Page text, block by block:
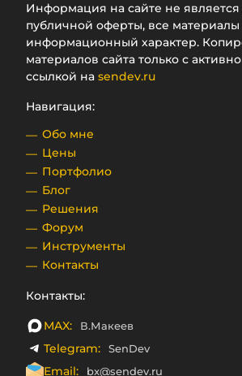
Информация на сайте не
публичной оферты, все материалы
информационный характер.
материалов сайта только с
ссылкой на sendev.ru
Навигация:
Обо мне
Цены
Портфолио
Блог
Решения
Форум
Инструменты
Контакты
Контакты:
MAX: В.Макеев
Telegram: SenDev
Email: bx@sendev.ru